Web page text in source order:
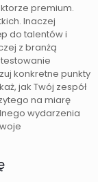
premium.
Inaczej
do talentów i
z branżą
konkretne punkty
jak Twój zespół
na miarę
wydarzenia